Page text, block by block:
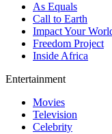
As Equals
Call to Earth
Impact Your
Freedom Project
Inside Africa
Entertainment
Movies
Television
Celebrity